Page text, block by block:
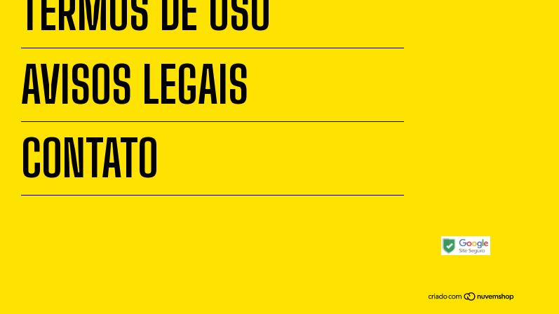
AVISOS LEGAIS
CONTATO